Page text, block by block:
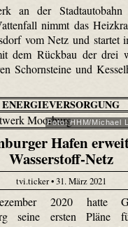
an der Stadtautobahn
nimmt das
vom Netz und startet
dem Rückbau der drei
Schornsteine und
ENERGIEVERSORGUNG
Foto: HHM/Michael
Hafen
Wasserstoff-Netz
tvi.ticker • 31. März 2021
2020 hatte
seine ersten Pläne